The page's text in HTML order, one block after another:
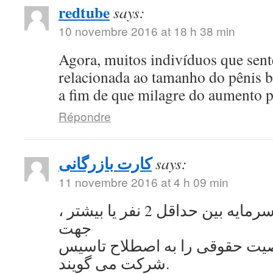
redtubesays:
10 novembre 2016 at 18 h 38 min
Agora, muitos indivíduos que
relacionada ao tamanho do pênis
a fim de que milagre do aumento
Répondre
کارت بازرگانیsays:
11 novembre 2016 at 4 h 09 min
به اشتراک گذاشتن سرمایه بین حداقل 2 نفر یا بیشتر ،
جهت
حقوقی را به اصطلاح تاسیس
شرکت می گویند.